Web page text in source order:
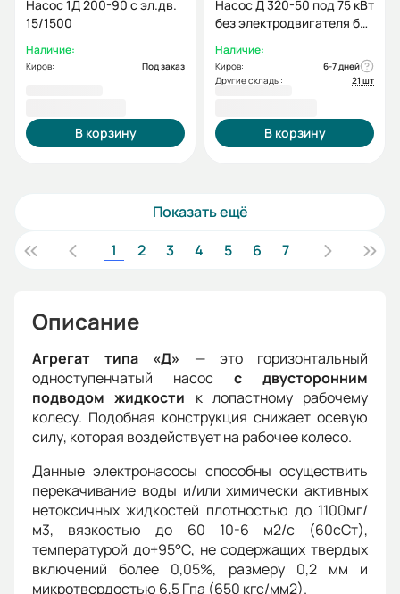
Насос 1Д 200-90 с эл.дв.
15/1500
Наличие:
Киров: Под заказ
В корзину
Насос Д 320-50 под 75 кВт
без электродвигателя без
Наличие:
Киров:
6-7 дней
Другие склады:
21 шт
В корзину
Показать ещё
1
2 3 4 5 6 7
Описание
Агрегат типа «Д» — это горизонтальный
одноступенчатый насос с двусторонним
подводом жидкости к лопастному рабочему
колесу. Подобная конструкция снижает осевую
силу, которая воздействует на рабочее колесо.
Данные электронасосы способны осуществить
перекачивание воды и/или химически активных
нетоксичных жидкостей плотностью до 1100мг/
м3, вязкостью до 60 10-6 м2/с (60сСт),
температурой до+95°С, не содержащих твердых
включений более 0,05%, размеру 0,2 мм и
микротвердостью 6,5 Гпа (650 кгс/мм2).